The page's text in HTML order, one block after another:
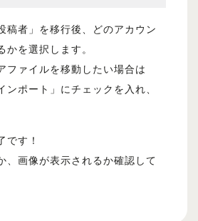
稿者」を移行後、どのアカウン
かを選択します。
ファイルを移動したい場合は
ンポート」にチェックを入れ、
です！
、画像が表示されるか確認して